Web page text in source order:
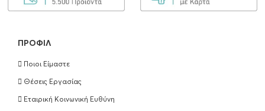
ΠΡΟΦΊΛ
Ποιοι Είμαστε
Θέσεις Εργασίας
Εταιρική Κοινωνική Ευθύνη